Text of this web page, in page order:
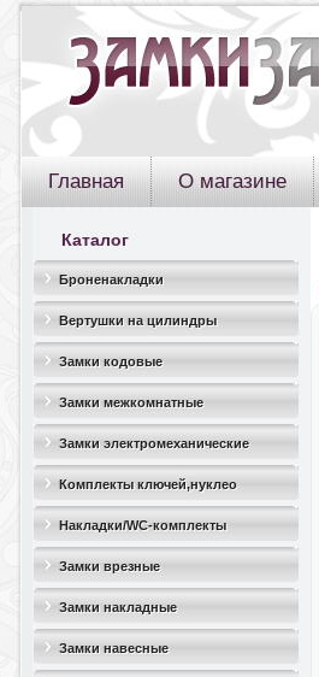
Главная О магазине
Каталог
Броненакладки
Вертушки на цилиндры
Замки кодовые
Замки межкомнатные
Замки электромеханические
Комплекты ключей,нуклео
Накладки/WC-комплекты
Замки врезные
Замки накладные
Замки навесные